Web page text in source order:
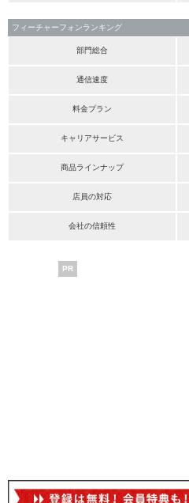
フィーチャーフォンランキング
部門総合
通信速度
料金プラン
キャリアサービス
商品ラインナップ
店員の対応
会社の信頼性
PR